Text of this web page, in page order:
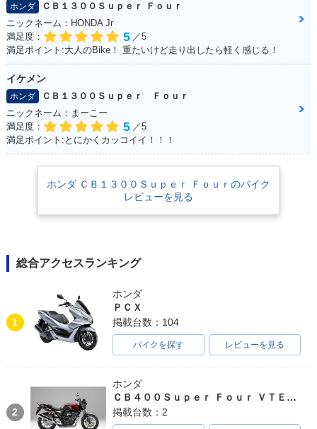
2015年 CB1300 SU
PER FOUR E Pack
age Special Editio
n・特別・限定仕様
PER FOUR E Pack
age・新登場
別・限定仕様
カラーチェンジ
チェンジ
ホンダ
ＣＢ１３００Ｓｕｐｅｒ Ｆｏｕｒ
ニックネーム：HONDA Jr
満足度：
5 ／5
満足ポイント:大人のBike！ 重たいけど走り出したら軽く感じる！
イケメン
ホンダ
ＣＢ１３００Ｓｕｐｅｒ Ｆｏｕｒ
ニックネーム：まーこー
満足度：
5 ／5
満足ポイント:とにかくカッコイイ！！！
ホンダ ＣＢ１３００Ｓｕｐｅｒ Ｆｏｕｒのバイク
レビューを見る
総合アクセスランキング
1
ホンダ
ＰＣＸ
掲載台数：104
バイクを探す レビューを見る
2
ホンダ
ＣＢ４００Ｓｕｐｅｒ Ｆｏｕｒ ＶＴＥＣ ＳＰＥＣ３
掲載台数：2